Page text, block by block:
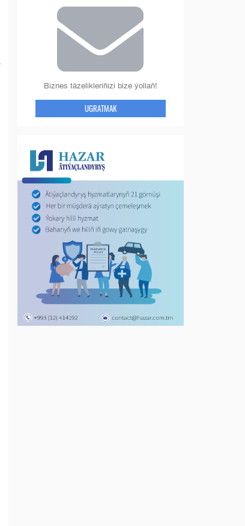
Biznes täzelikleriňizi bize ýollaň!
UGRATMAK